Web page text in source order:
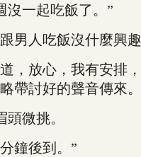
沒一起吃飯了。”
人吃飯沒什麼興趣
放心，我有安排，
帶討好的聲音傳來。
微挑。
後到。”